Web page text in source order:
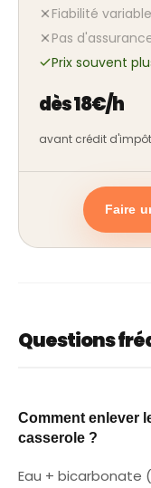
Fiabilité variable
Pas
Prix souvent
dès 18€/h
avant crédit d'impôt
Faire
Questions
Comment
Comment enlever
casserole ?
Eau + bicarbonate